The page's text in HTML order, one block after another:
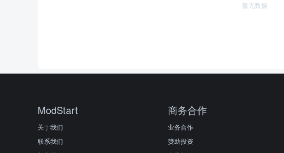
暂无数据
ModStart
关于我们
联系我们
商务合作
业务合作
赞助投资